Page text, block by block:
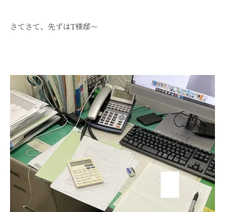
さてさて、先ずはT様邸～